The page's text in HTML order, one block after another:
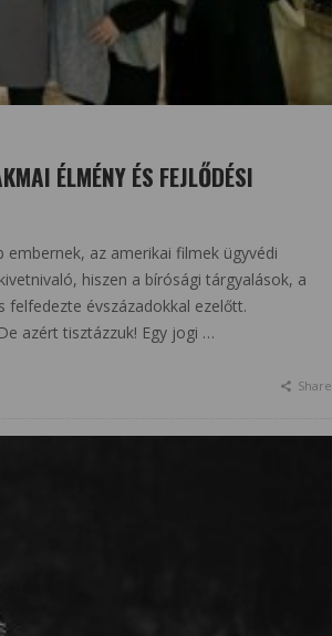
ÉLMÉNY ÉS FEJLŐDÉSI
az amerikai filmek ügyvédi
hiszen a bírósági tárgyalások, a
felfedezte évszázadokkal ezelőtt.
azért tisztázzuk! Egy jogi …
Share